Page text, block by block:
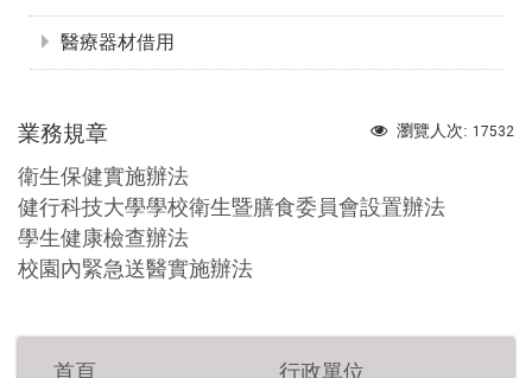
醫療器材借用
瀏覽人次: 17532
業務規章
衛生保健實施辦法
健行科技大學學校衛生暨膳食委員會設置辦法
學生健康檢查辦法
校園內緊急送醫實施辦法
首頁 行政單位